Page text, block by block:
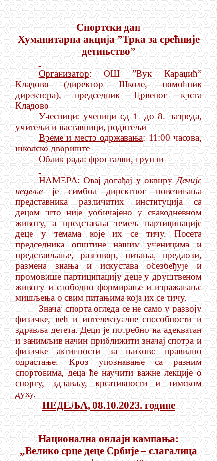
Спортски дан
Хуманитарна акција ”Трка за срећније
детињство”
Организатор: ОШ ”Вук Караџић”
Кладово (директор Школе, помоћник
директора), председник Црвеног крста
Кладово
Учесници: ученици од 1. до 8. разреда,
учитељи и наставници, родитељи
Време и место одржавања: 11:00 часова,
школско двориште
Облик рада: фронтални, групни
НАМЕРА:Овај догађај у оквируДечије
недељеје симбол директног повезивања
представника различитих институција са
децом што није уобичајено у свакодневном
животу, а представља темељ партиципације
деце у темама које их се тичу. Посета
председника општине нашим ученицима и
представљање, разговор, питања, предлози,
размена знања и искустава обезбеђује и
промовише партиципацију деце у друштвеном
животу и слободно формирање и изражавање
мишљења о свим питањима која их се тичу.
Значај спорта огледа се не само у развоју
физичке, већ и интелектуалне способности и
здравља детета. Деци је потребно на адекватан
и занимљив начин приближити значај спотра и
физичке активности за њихово правилно
одрастање. Кроз упознавање са разним
спортовима, деца ће научити важне лекције о
спорту, здрављу, креативности и тимском
духу.
НЕДЕЉА, 08.10.2023. године
Национална онлајн кампања:
„Велико срце деце Србије – слагалица